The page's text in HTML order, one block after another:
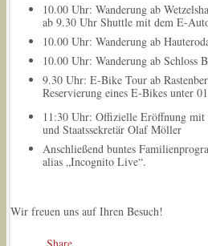
10.00 Uhr: Wanderung ab
ab 9.30 Uhr Shuttle mit dem E-
10.00 Uhr: Wanderung ab
10.00 Uhr: Wanderung ab Schloss
9.30 Uhr: E-Bike Tour ab
Reservierung eines E-Bikes unter
11:30 Uhr: Offizielle Eröffnung mit
und Staatssekretär Olaf Möller
Anschließend buntes
alias „Incognito Live“.
Wir freuen uns auf Ihren Besuch!
Share